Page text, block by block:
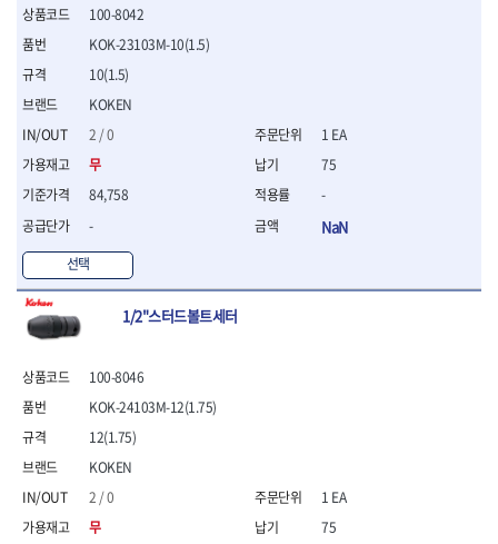
- 라쳇콤비네이션렌치세
- 라쳇콤비네이션세트
- 라쳇렌치
- 함마렌치
- 미니라쳇세트
- 기타
- 라쳇 드라이버
- 스피드렌치
- 모터렌치
- 함마스패너
- 절연옵셋렌치
- 절연드라이버
- 절연스패너
- 절연T렌치
- 절연소켓
- 절연별소켓
- 절연별비트소켓
100-8042
KOKEN
2 / 0
무
84,758
-
선택
KOK-23103M-10(1.5)
10(1.5)
1 EA
75
-
NaN
1/2"스터드볼트세터
100-8046
KOKEN
2 / 0
무
KOK-24103M-12(1.75)
12(1.75)
1 EA
75